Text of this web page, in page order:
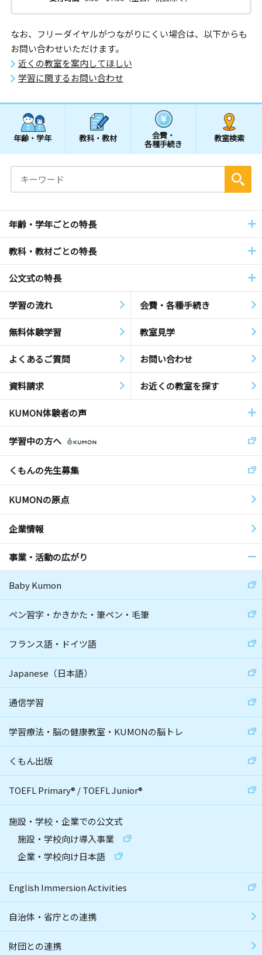
なお、フリーダイヤルがつながりにくい場合は、以下からも
お問い合わせいただけます。
近くの教室を案内してほしい
学習に関するお問い合わせ
年齢・学年 教科・教材 会費・
各種手続き
教室検索
年齢・学年ごとの特長
教科・教材ごとの特長
公文式の特長
学習の流れ 会費・各種手続き
無料体験学習 教室見学
よくあるご質問 お問い合わせ
資料請求 お近くの教室を探す
KUMON体験者の声
学習中の方へ
くもんの先生募集
KUMONの原点
企業情報
事業・活動の広がり
Baby Kumon
ペン習字・かきかた・筆ペン・毛筆
フランス語・ドイツ語
Japanese（日本語）
通信学習
学習療法・脳の健康教室・KUMONの脳トレ
くもん出版
TOEFL Primary® /TOEFL Junior®
施設・学校・企業での公文式
施設・学校向け導入事業
企業・学校向け日本語
English Immersion Activities
自治体・省庁との連携
財団との連携